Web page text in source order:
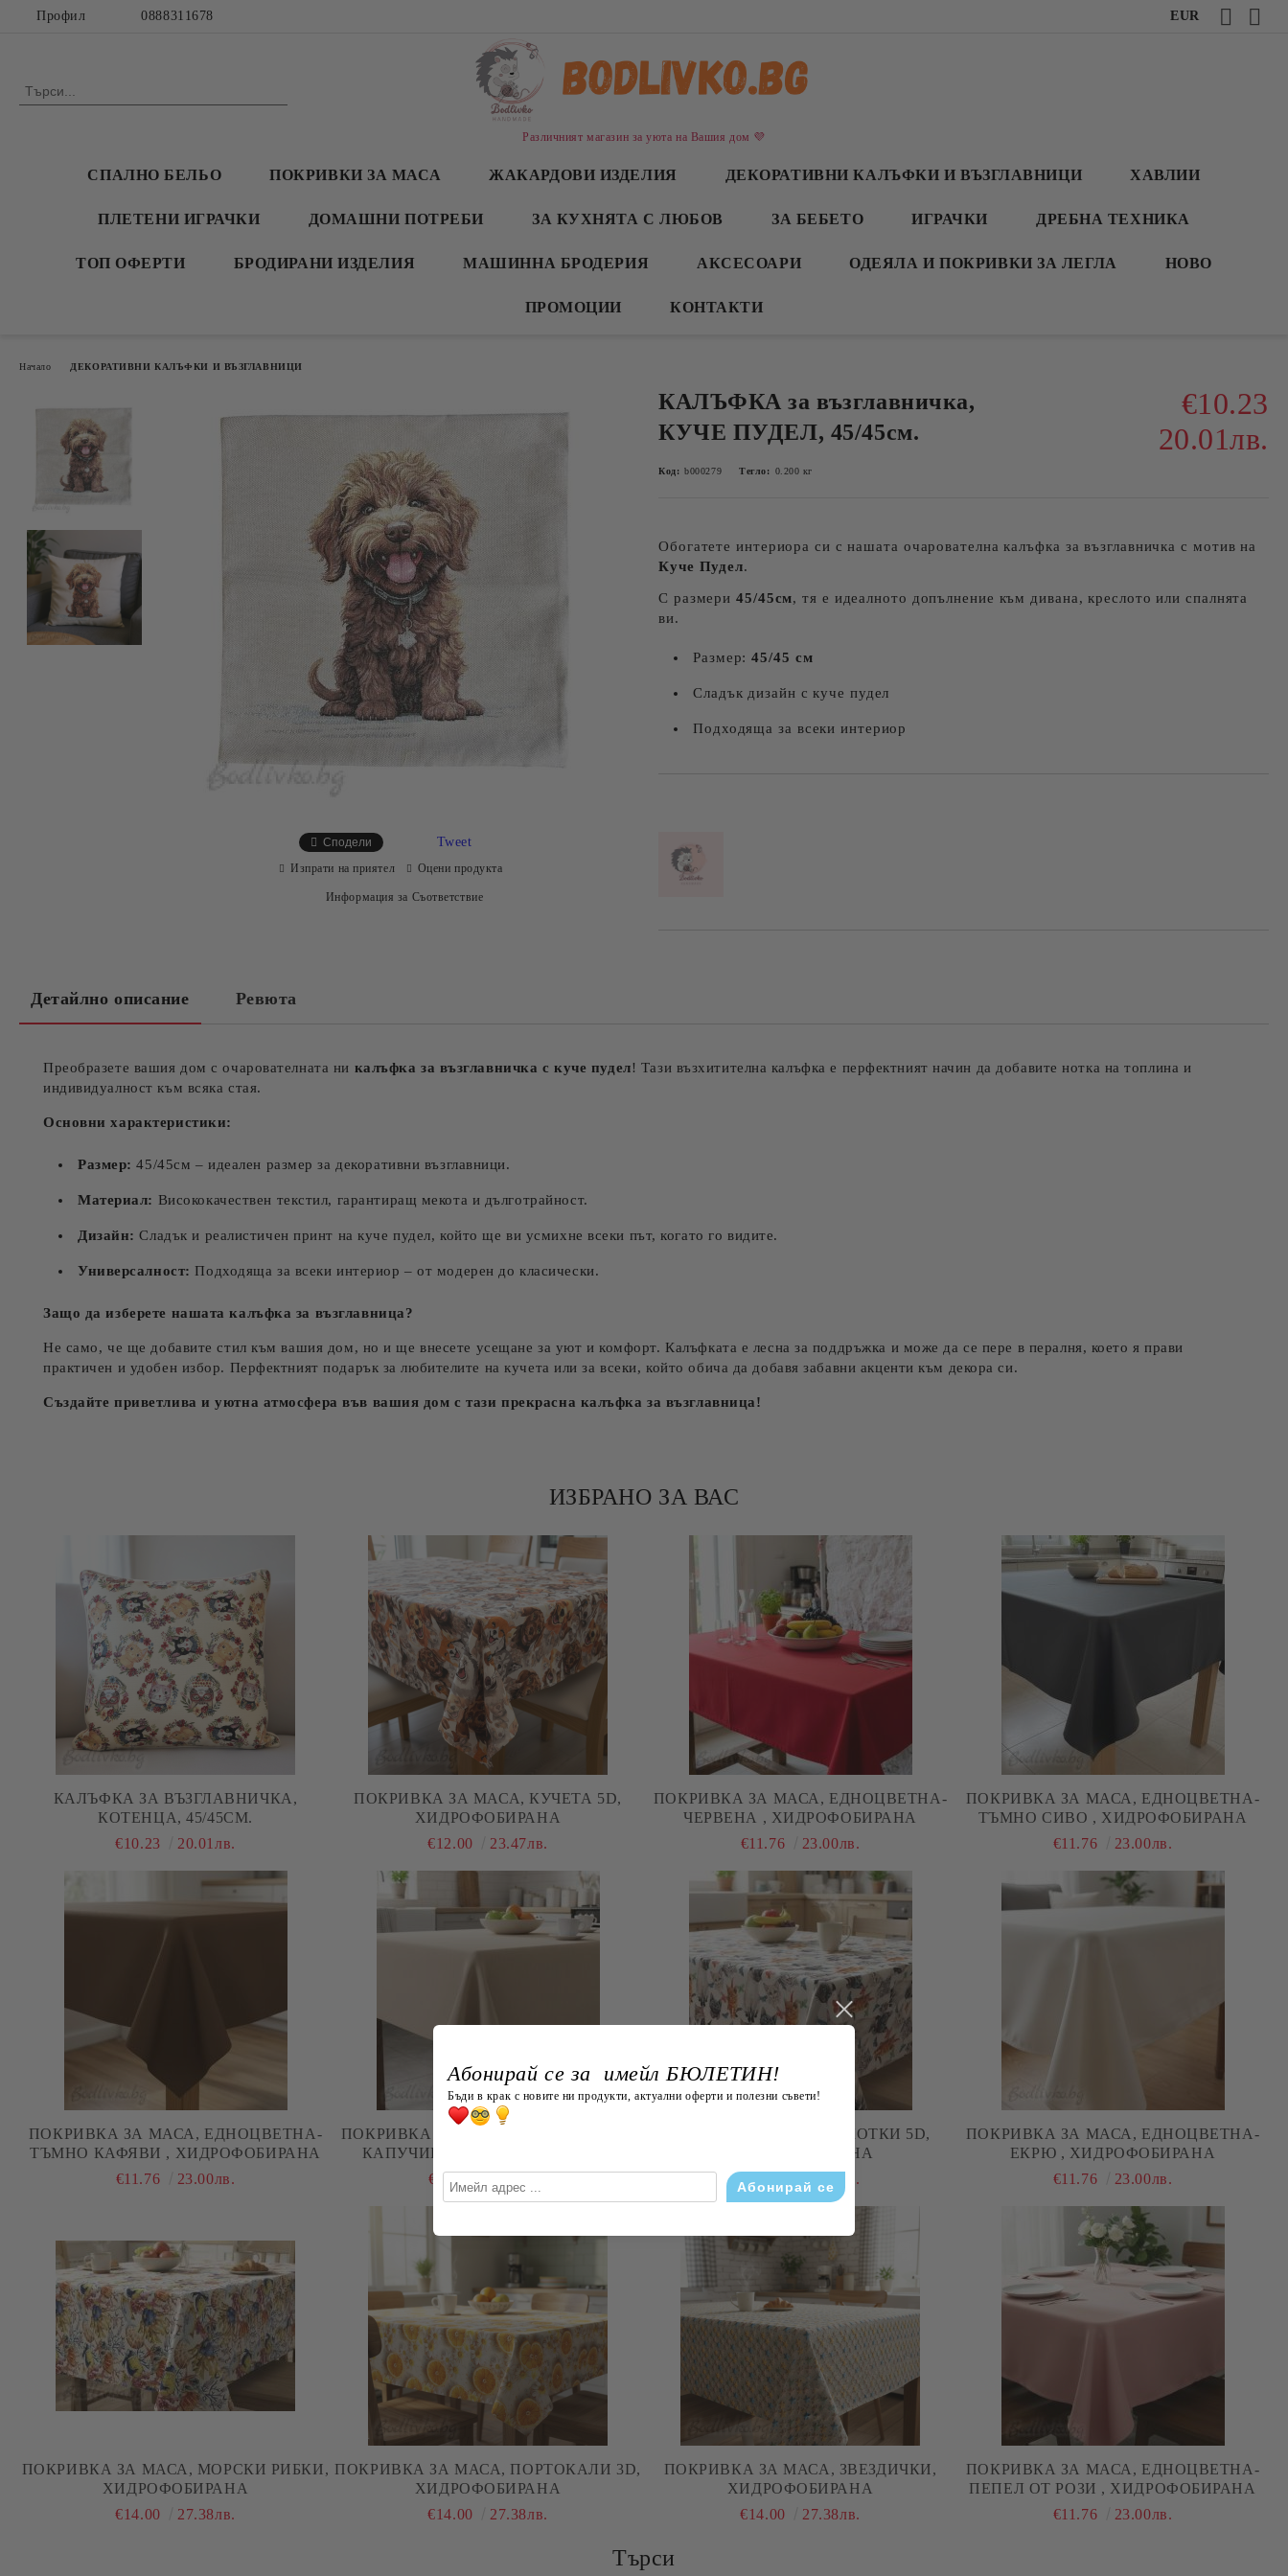
Профил 0888311678 EUR
Различният магазин за уюта на Вашия дом 💜
СПАЛНО БЕЛЬО ПОКРИВКИ ЗА МАСА ЖАКАРДОВИ ИЗДЕЛИЯ ДЕКОРАТИВНИ КАЛЪФКИ И ВЪЗГЛАВНИЦИ ХАВЛИИ
ПЛЕТЕНИ ИГРАЧКИ ДОМАШНИ ПОТРЕБИ ЗА КУХНЯТА С ЛЮБОВ ЗА БЕБЕТО ИГРАЧКИ ДРЕБНА ТЕХНИКА
ТОП ОФЕРТИ БРОДИРАНИ ИЗДЕЛИЯ МАШИННА БРОДЕРИЯ АКСЕСОАРИ ОДЕЯЛА И ПОКРИВКИ ЗА ЛЕГЛА НОВО
ПРОМОЦИИ КОНТАКТИ
Начало ДЕКОРАТИВНИ КАЛЪФКИ И ВЪЗГЛАВНИЦИ
КАЛЪФКА за възглавничка,
КУЧЕ ПУДЕЛ, 45/45см.
€10.23
20.01лв.
Код: b000279 Тегло: 0.200 кг
Обогатете интериора си с нашата очарователна калъфка за възглавничка с мотив на
Куче Пудел.
С размери 45/45см, тя е идеалното допълнение към дивана, креслото или спалнята
ви.
Размер:45/45 см
Сладък дизайн с куче пудел
Подходяща за всеки интериор
Сподели Tweet
Изпрати на приятел Оцени продукта
Информация за Съответствие
Детайлно описание Ревюта
Преобразете вашия дом с очарователната ни калъфка за възглавничка с куче пудел! Тази възхитителна калъфка е перфектният начин да добавите нотка на топлина и
индивидуалност към всяка стая.
Основни характеристики:
Размер: 45/45см – идеален размер за декоративни възглавници.
Материал: Висококачествен текстил, гарантиращ мекота и дълготрайност.
Дизайн: Сладък и реалистичен принт на куче пудел, който ще ви усмихне всеки път, когато го видите.
Универсалност: Подходяща за всеки интериор – от модерен до класически.
Защо да изберете нашата калъфка за възглавница?
Не само, че ще добавите стил към вашия дом, но и ще внесете усещане за уют и комфорт. Калъфката е лесна за поддръжка и може да се пере в пералня, което я прави
практичен и удобен избор. Перфектният подарък за любителите на кучета или за всеки, който обича да добавя забавни акценти към декора си.
Създайте приветлива и уютна атмосфера във вашия дом с тази прекрасна калъфка за възглавница!
ИЗБРАНО ЗА ВАС
КАЛЪФКА ЗА ВЪЗГЛАВНИЧКА,
КОТЕНЦА, 45/45СМ.
€10.23
20.01лв.
ПОКРИВКА ЗА МАСА, КУЧЕТА 5D,
ХИДРОФОБИРАНА
€12.00
23.47лв.
ПОКРИВКА ЗА МАСА, ЕДНОЦВЕТНА-
ЧЕРВЕНА , ХИДРОФОБИРАНА
€11.76
23.00лв.
ПОКРИВКА ЗА МАСА, ЕДНОЦВЕТНА-
ТЪМНО СИВО , ХИДРОФОБИРАНА
€11.76
23.00лв.
ПОКРИВКА ЗА МАСА, ЕДНОЦВЕТНА-
ТЪМНО КАФЯВИ , ХИДРОФОБИРАНА
€11.76
23.00лв.
ПОКРИВКА ЗА МАСА, ЕДНОЦВЕТНА-
КАПУЧИНО , ХИДРОФОБИРАНА
€11.76
ПОКРИВКА ЗА МАСА, КОТКИ 5D,
ХИДРОФОБИРАНА
€12.00
23.47лв.
ПОКРИВКА ЗА МАСА, ЕДНОЦВЕТНА-
ЕКРЮ , ХИДРОФОБИРАНА
€11.76
23.00лв.
ПОКРИВКА ЗА МАСА, МОРСКИ РИБКИ,
ХИДРОФОБИРАНА
€14.00
27.38лв.
ПОКРИВКА ЗА МАСА, ПОРТОКАЛИ 3D,
ХИДРОФОБИРАНА
€14.00
27.38лв.
ПОКРИВКА ЗА МАСА, ЗВЕЗДИЧКИ,
ХИДРОФОБИРАНА
€14.00
27.38лв.
ПОКРИВКА ЗА МАСА, ЕДНОЦВЕТНА-
ПЕПЕЛ ОТ РОЗИ , ХИДРОФОБИРАНА
€11.76
23.00лв.
Търси
Абонирай се за имейл БЮЛЕТИН!
Бъди в крак с новите ни продукти, актуални оферти и полезни съвети!